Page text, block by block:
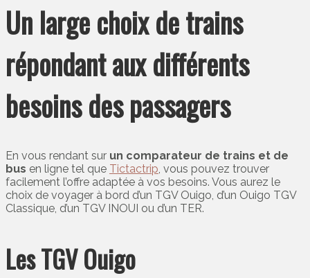
Un large choix de trains
répondant aux différents
besoins des passagers
En vous rendant sur un comparateur de trains et de
bus en ligne tel que Tictactrip, vous pouvez trouver
facilement l’offre adaptée à vos besoins. Vous aurez le
choix de voyager à bord d’un TGV Ouigo, d’un Ouigo TGV
Classique, d’un TGV INOUI ou d’un TER.
Les TGV Ouigo